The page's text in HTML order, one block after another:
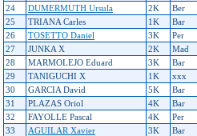
24
DUMERMUTH Ursula 2K Ber
25
TRIANA Carles 1K Bar
26
TOSETTO Daniel 3K Per
27
JUNKA X 2K Mad
28
MARMOLEJO Eduard 3K Bar
29
TANIGUCHI X 1K xxx
30
GARCIA David 5K Bar
31
PLAZAS Oriol 4K Bar
32
FAYOLLE Pascal 4K Per
33
AGUILAR Xavier 3K Bar